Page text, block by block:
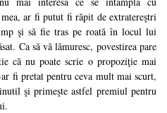
ar fi putut fi răpit de extratereştri
şi să fie tras pe roată în locul lui
Ca să vă lămuresc, povestirea pare
că nu poate scrie o propoziţie mai
fi pretat pentru ceva mult mai scurt,
şi primeşte astfel premiul pentru